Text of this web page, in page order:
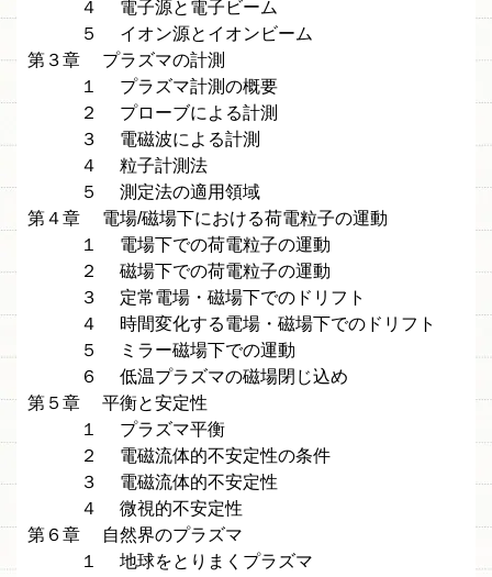
４ 電子源と電子ビーム
５ イオン源とイオンビーム
第３章 プラズマの計測
１ プラズマ計測の概要
２ プローブによる計測
３ 電磁波による計測
４ 粒子計測法
５ 測定法の適用領域
第４章 電場/磁場下における荷電粒子の運動
１ 電場下での荷電粒子の運動
２ 磁場下での荷電粒子の運動
３ 定常電場・磁場下でのドリフト
４ 時間変化する電場・磁場下でのドリフト
５ ミラー磁場下での運動
６ 低温プラズマの磁場閉じ込め
第５章 平衡と安定性
１ プラズマ平衡
２ 電磁流体的不安定性の条件
３ 電磁流体的不安定性
４ 微視的不安定性
第６章 自然界のプラズマ
１ 地球をとりまくプラズマ